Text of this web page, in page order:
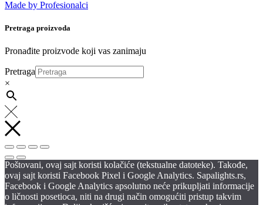
Made by Profesionalci
Pretraga proizvoda
Pronađite proizvode koji vas zanimaju
Pretraga
×
Poštovani, ovaj sajt koristi kolačiće (tekstualne datoteke). Takođe,
ovaj sajt koristi Facebook Pixel i Google Analytics. Sapalights.rs,
Facebook i Google Analytics apsolutno neće prikupljati informacije
o ličnosti posetioca, niti na drugi način omogućiti pristup takvim